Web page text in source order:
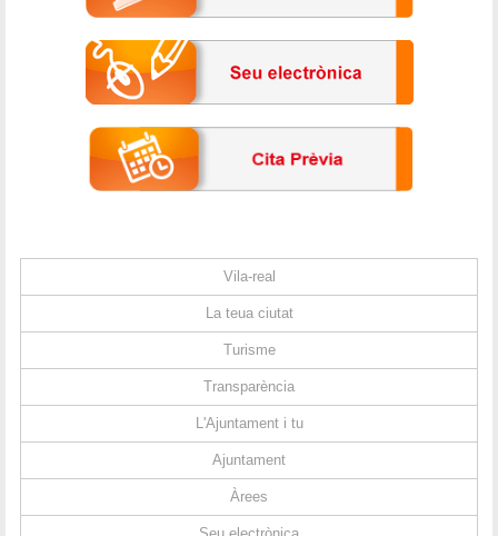
Vila-real
La teua ciutat
Turisme
Transparència
L'Ajuntament i tu
Ajuntament
Àrees